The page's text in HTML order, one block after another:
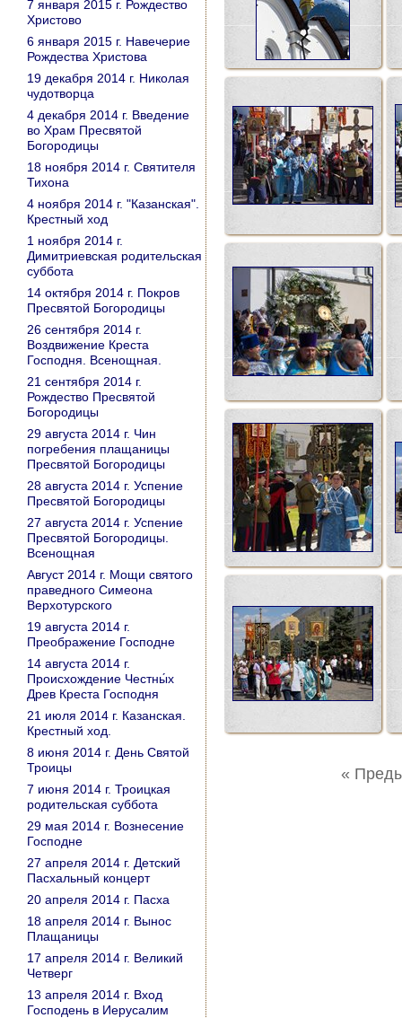
«
7 января 2015 г. Рождество
Христово
6 января 2015 г. Навечерие
Рождества Христова
19 декабря 2014 г. Николая
чудотворца
4 декабря 2014 г. Введение
во Храм Пресвятой
Богородицы
18 ноября 2014 г. Святителя
Тихона
4 ноября 2014 г. "Казанская".
Крестный ход
1 ноября 2014 г.
Димитриевская родительская
суббота
14 октября 2014 г. Покров
Пресвятой Богородицы
26 сентября 2014 г.
Воздвижение Креста
Господня. Всенощная.
21 сентября 2014 г.
Рождество Пресвятой
Богородицы
29 августа 2014 г. Чин
погребения плащаницы
Пресвятой Богородицы
28 августа 2014 г. Успение
Пресвятой Богородицы
27 августа 2014 г. Успение
Пресвятой Богородицы.
Всенощная
Август 2014 г. Мощи святого
праведного Симеона
Верхотурского
19 августа 2014 г.
Преображение Господне
14 августа 2014 г.
Происхождение Честны́х
Древ Креста Господня
21 июля 2014 г. Казанская.
Крестный ход.
8 июня 2014 г. День Святой
Троицы
7 июня 2014 г. Троицкая
родительская суббота
29 мая 2014 г. Вознесение
Господне
27 апреля 2014 г. Детский
Пасхальный концерт
20 апреля 2014 г. Пасха
18 апреля 2014 г. Вынос
Плащаницы
17 апреля 2014 г. Великий
Четверг
13 апреля 2014 г. Вход
Господень в Иерусалим